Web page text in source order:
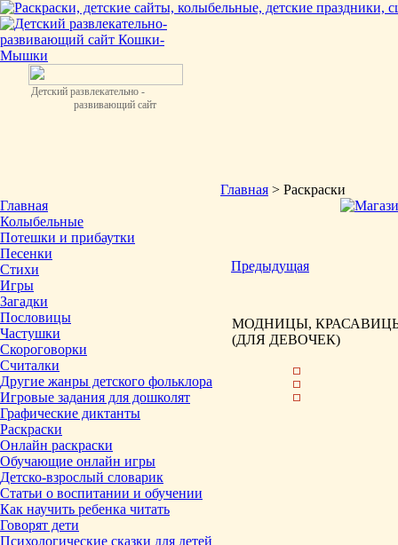
Детский развлекательно -
развивающий сайт
Главная
Колыбельные
Потешки и прибаутки
Песенки
Стихи
Игры
Загадки
Пословицы
Частушки
Скороговорки
Считалки
Другие жанры детского фольклора
Игровые задания для дошколят
Графические диктанты
Раскраски
Онлайн раскраски
Обучающие онлайн игры
Детско-взрослый словарик
Статьи о воспитании и обучении
Как научить ребенка читать
Говорят дети
Психологические сказки для детей
Главная > Раскраски
Предыдущая
МОДНИЦЫ,
(ДЛЯ ДЕВОЧЕК)